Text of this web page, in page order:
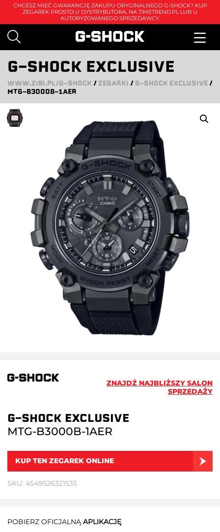
CHCESZ MIEĆ GWARANCJĘ ZAKUPU ORYGINALNEGO G-SHOCK? KUP
ZEGAREK PROSTO U DYSTRYBUTORA, NA TIMETREND.PL LUB U
AUTORYZOWANEGO SPRZEDAWCY.
G-SHOCK EXCLUSIVE
WWW.ZIBI.PL/G-SHOCK / ZEGARKI / G-SHOCK EXCLUSIVE/
MTG-B3000B-1AER
ZNAJDŹ NAJBLIŻSZY SALON
SPRZEDAŻY
G-SHOCK EXCLUSIVE
MTG-B3000B-1AER
KUP TEN ZEGAREK ONLINE
SKU: 4549526321535
POBIERZ OFICJALNĄ APLIKACJĘ